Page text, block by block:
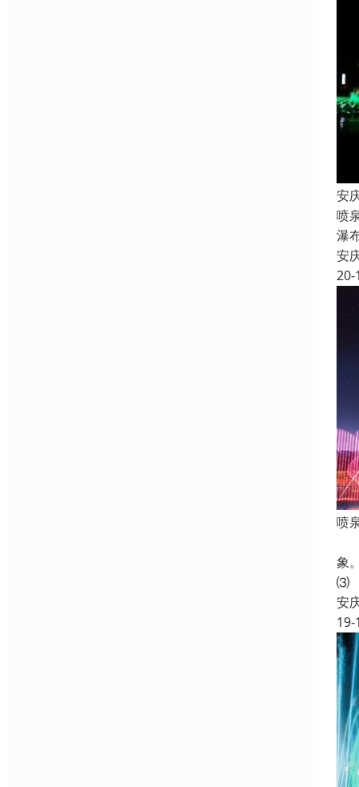
安
喷
瀑
安
20-
喷
象
⑶
安
19-